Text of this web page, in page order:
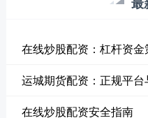
在线炒股配资：杠杆资
运城期货配资：正规平
在线炒股配资安全指南